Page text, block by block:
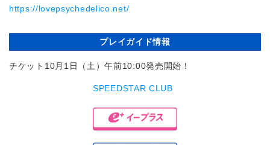
https://lovepsychedelico.net/
プレイガイド情報
チケット10月1日（土）午前10:00発売開始！
SPEEDSTAR CLUB